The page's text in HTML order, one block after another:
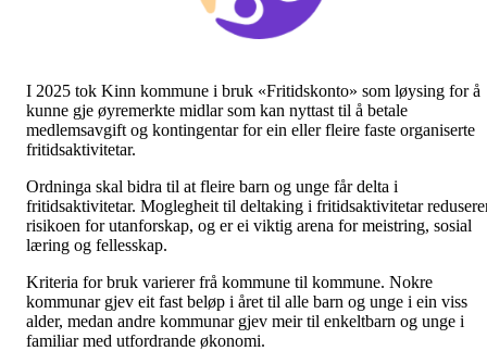
I 2025 tok Kinn kommune i bruk «Fritidskonto» som løysing for å
kunne gje øyremerkte midlar som kan nyttast til å betale
medlemsavgift og kontingentar for ein eller fleire faste organiserte
fritidsaktivitetar.
Ordninga skal bidra til at fleire barn og unge får delta i
fritidsaktivitetar. Moglegheit til deltaking i fritidsaktivitetar
risikoen for utanfor­skap, og er ei viktig arena for meistring, sosial
læring og fellesskap.
Kriteria for bruk varierer frå kommune til kommune. Nokre
kommunar gjev eit fast beløp i året til alle barn og unge i ein viss
alder, medan andre kommunar gjev meir til enkeltbarn og unge i
familiar med utfordrande økonomi.